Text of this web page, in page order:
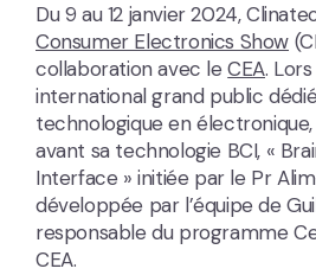
Du 9 au 12 janvier 2024,
Consumer Electronics Show
collaboration avec leCEA.
international grand public
technologique en
avant sa technologie BCI, «
Interface » initiée par le Pr
développée par l’équipe de
responsable du programme
CEA.